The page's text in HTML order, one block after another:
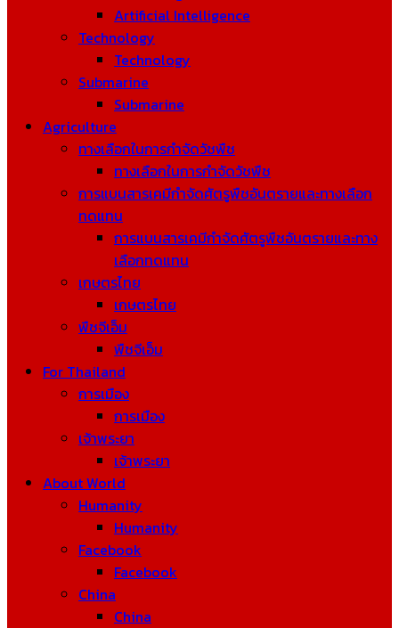
Artificial Intelligence
Technology
Technology
Submarine
Submarine
Agriculture
ทางเลือกในการกำจัดวัชพืช
ทางเลือกในการกำจัดวัชพืช
การแบนสารเคมีกำจัดศัตรูพืชอันตรายและทางเลือก
ทดแทน
การแบนสารเคมีกำจัดศัตรูพืชอันตรายและทาง
เลือกทดแทน
เกษตรไทย
เกษตรไทย
พืชจีเอ็ม
พืชจีเอ็ม
For Thailand
การเมือง
การเมือง
เจ้าพระยา
เจ้าพระยา
About World
Humanity
Humanity
Facebook
Facebook
China
China